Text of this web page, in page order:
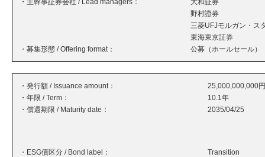
・主幹事証券会社 / Lead managers：
大和証券
野村證券
三菱UFJモルガン・ス
東海東京証券
・募集形態 / Offering format：
公募（ホールセール）
・発行額 / Issuance amount：
25,000,000,000円
・年限 / Term：
10.1年
・償還期限 / Maturity date：
2035/04/25
・ESG債区分 / Bond label：
Transition